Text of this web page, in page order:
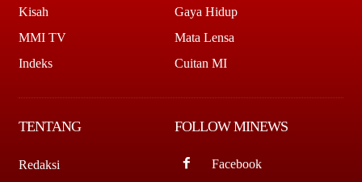
Kisah
MMI TV
Indeks
Gaya Hidup
Mata Lensa
Cuitan MI
TENTANG
Redaksi
FOLLOW MINEWS
Facebook